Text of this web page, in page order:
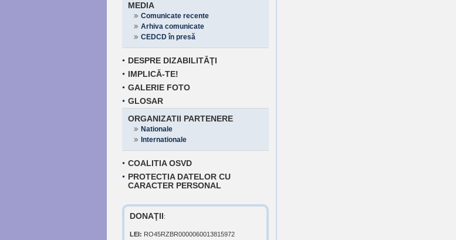
MEDIA
Comunicate recente
Arhiva comunicate
CEDCD în presă
DESPRE DIZABILITĂŢI
IMPLICĂ-TE!
GALERIE FOTO
GLOSAR
ORGANIZATII PARTENERE
Nationale
Internationale
COALITIA OSVD
PROTECTIA DATELOR CU
CARACTER PERSONAL
DONAŢII:
LEI: RO45RZBR0000060013815972